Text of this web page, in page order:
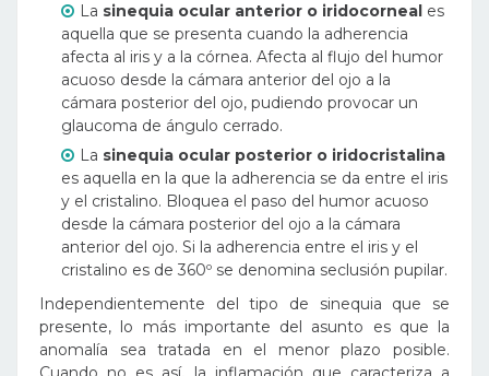
La sinequia ocular anterior o iridocorneal es
aquella que se presenta cuando la adherencia
afecta al iris y a la córnea. Afecta al flujo del humor
acuoso desde la cámara anterior del ojo a la
cámara posterior del ojo, pudiendo provocar un
glaucoma de ángulo cerrado.
La sinequia ocular posterior o iridocristalina
es aquella en la que la adherencia se da entre el iris
y el cristalino. Bloquea el paso del humor acuoso
desde la cámara posterior del ojo a la cámara
anterior del ojo. Si la adherencia entre el iris y el
cristalino es de 360º se denomina seclusión pupilar.
Independientemente del tipo de sinequia que se
presente, lo más importante del asunto es que la
anomalía sea tratada en el menor plazo posible.